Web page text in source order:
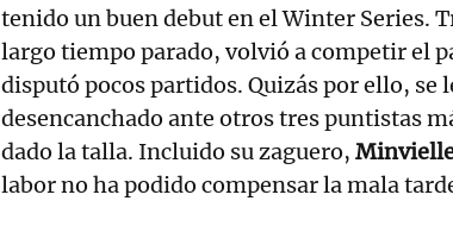
tenido un buen debut en el Winter Series.
largo tiempo parado, volvió a competir el
disputó pocos partidos. Quizás por ello, se
desencanchado ante otros tres puntistas
dado la talla. Incluido su zaguero,
labor no ha podido compensar la mala